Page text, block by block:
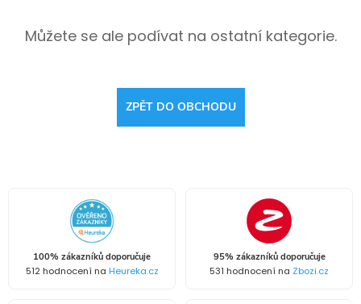
Můžete se ale podívat na ostatní kategorie.
ZPĚT DO OBCHODU
100% zákazníků doporučuje
512 hodnocení na Heureka.cz
95% zákazníků doporučuje
531 hodnocení na Zbozi.cz